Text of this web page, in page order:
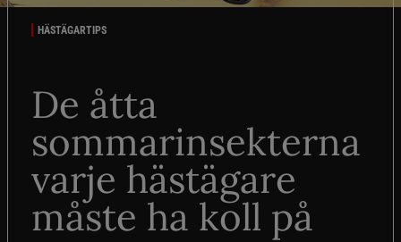
HÄSTÄGARTIPS
De åtta
sommarinsekterna
varje hästägare
måste ha koll på